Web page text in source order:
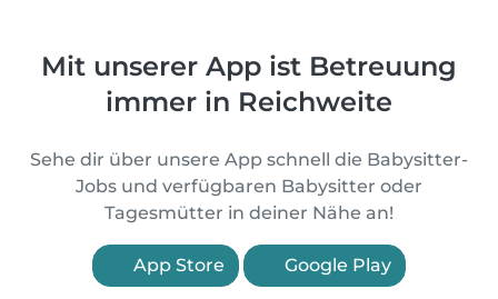
Mit unserer App ist Betreuung
immer in Reichweite
Sehe dir über unsere App schnell die Babysitter-
Jobs und verfügbaren Babysitter oder
Tagesmütter in deiner Nähe an!
App Store Google Play